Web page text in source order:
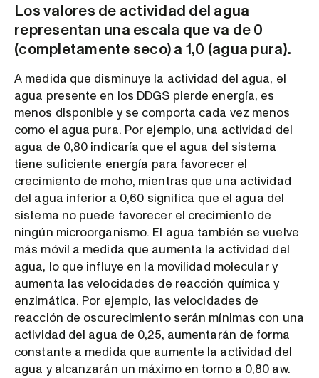
Los valores de actividad del agua
representan una escala que va de 0
(completamente seco) a 1,0 (agua pura).
A medida que disminuye la actividad del agua, el
agua presente en los DDGS pierde energía, es
menos disponible y se comporta cada vez menos
como el agua pura. Por ejemplo, una actividad del
agua de 0,80 indicaría que el agua del sistema
tiene suficiente energía para favorecer el
crecimiento de moho, mientras que una actividad
del agua inferior a 0,60 significa que el agua del
sistema no puede favorecer el crecimiento de
ningún microorganismo. El agua también se vuelve
más móvil a medida que aumenta la actividad del
agua, lo que influye en la movilidad molecular y
aumenta las velocidades de reacción química y
enzimática. Por ejemplo, las velocidades de
reacción de oscurecimiento serán mínimas con una
actividad del agua de 0,25, aumentarán de forma
constante a medida que aumente la actividad del
agua y alcanzarán un máximo en torno a 0,80 aw.